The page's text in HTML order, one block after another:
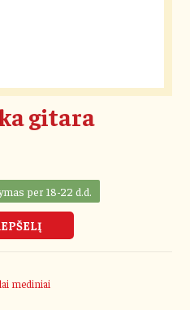
gitara
per 18-22 d.d.
mediniai